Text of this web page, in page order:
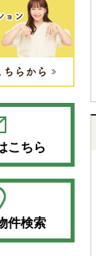
こちら
件検索